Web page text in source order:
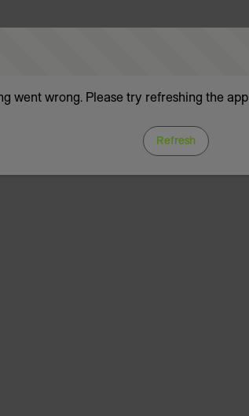
went wrong. Please try refreshing the app
Refresh